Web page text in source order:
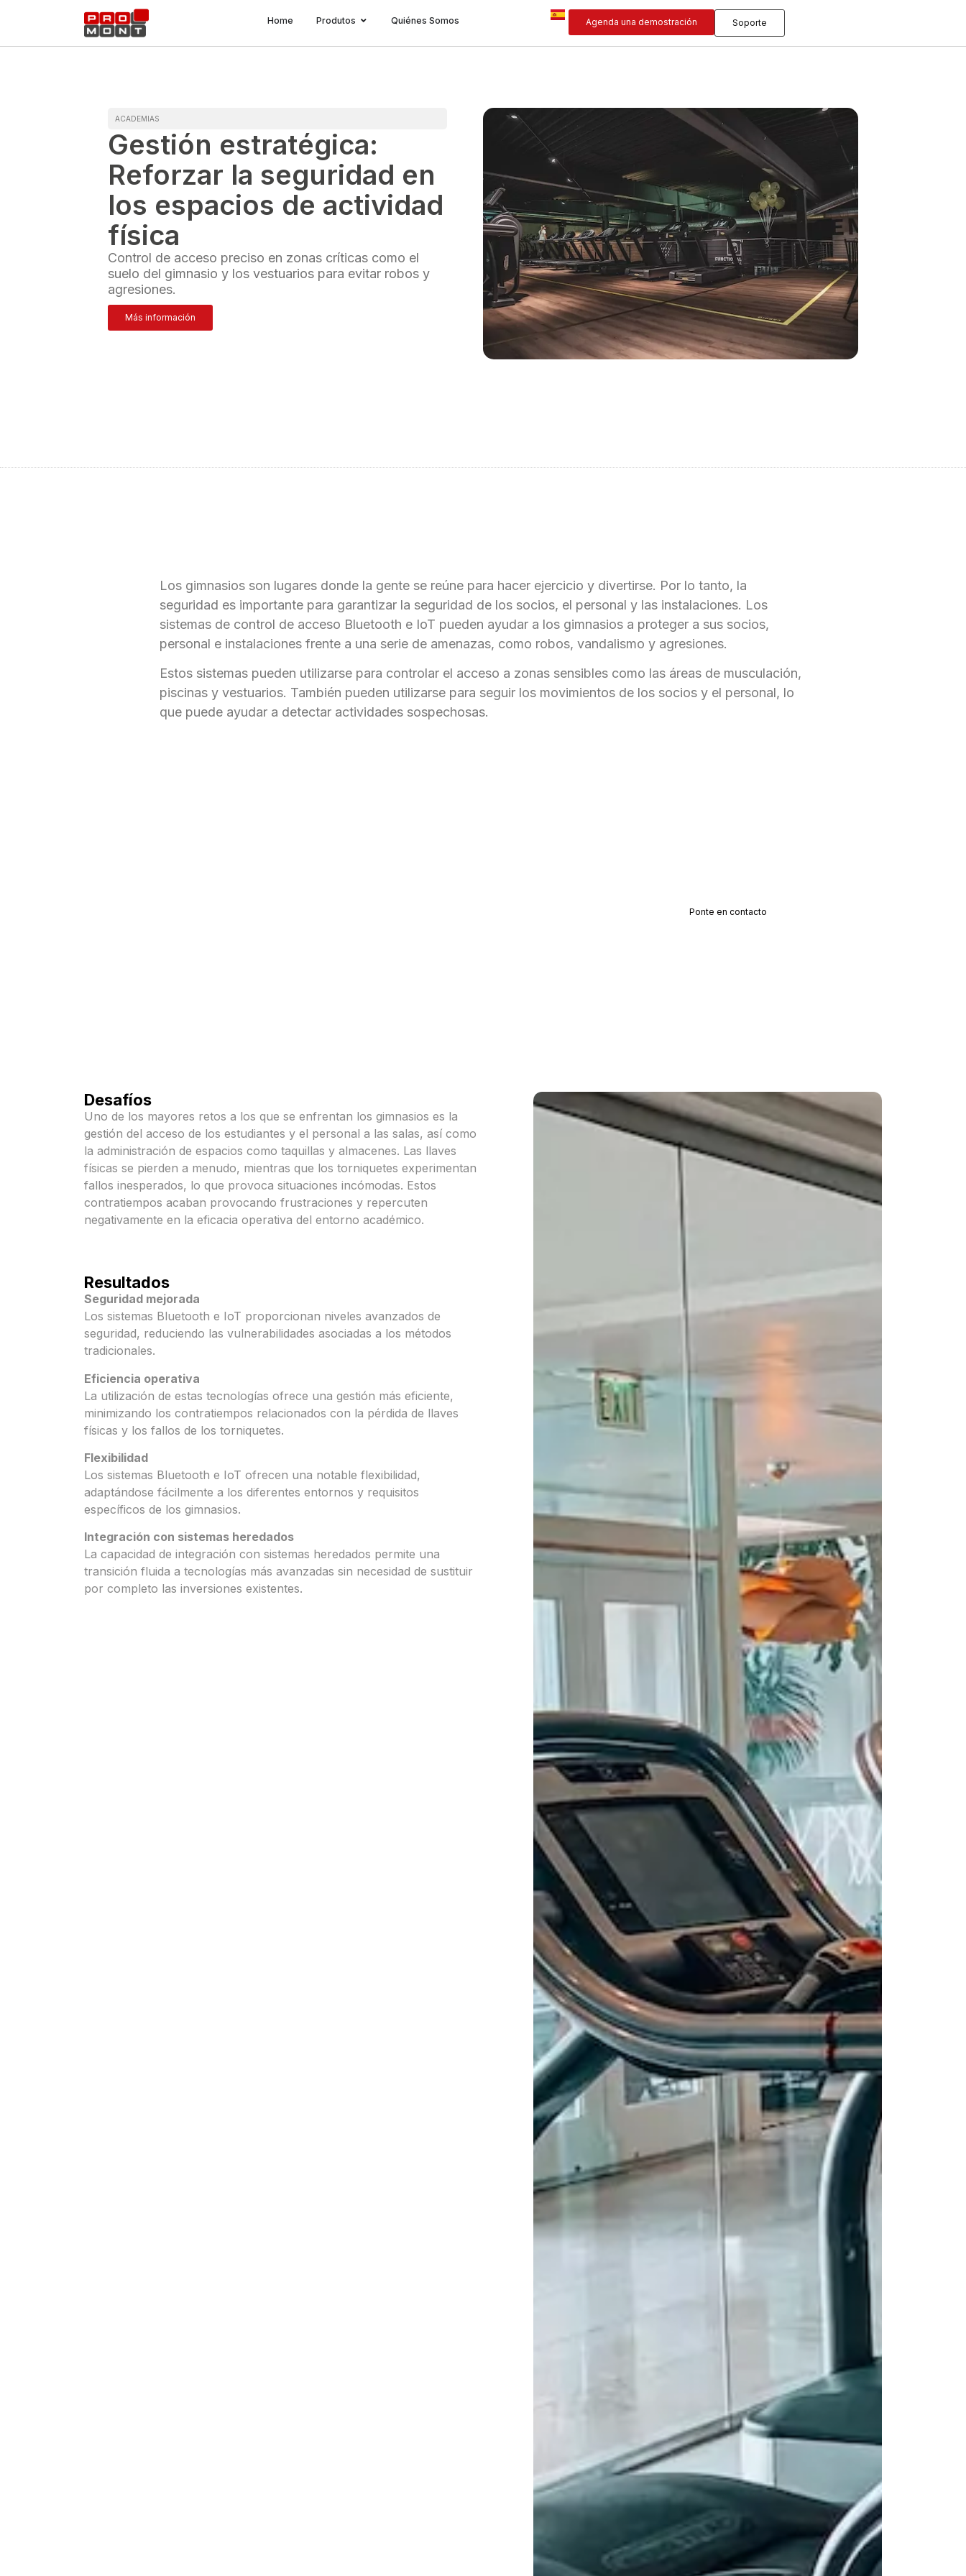
Home Produtos Quiénes Somos Agenda una demostración Soporte
ACADEMIAS
Gestión estratégica:
Reforzar la seguridad en
los espacios de actividad
física
Control de acceso preciso en zonas críticas como el
suelo del gimnasio y los vestuarios para evitar robos y
agresiones.
Más información
Los gimnasios son lugares donde la gente se reúne para hacer ejercicio y divertirse. Por lo tanto, la
seguridad es importante para garantizar la seguridad de los socios, el personal y las instalaciones. Los
sistemas de control de acceso Bluetooth e IoT pueden ayudar a los gimnasios a proteger a sus socios,
personal e instalaciones frente a una serie de amenazas, como robos, vandalismo y agresiones.
Estos sistemas pueden utilizarse para controlar el acceso a zonas sensibles como las áreas de musculación,
piscinas y vestuarios. También pueden utilizarse para seguir los movimientos de los socios y el personal, lo
que puede ayudar a detectar actividades sospechosas.
Ponte en contacto
Desafíos
Uno de los mayores retos a los que se enfrentan los gimnasios es la
gestión del acceso de los estudiantes y el personal a las salas, así como
la administración de espacios como taquillas y almacenes. Las llaves
físicas se pierden a menudo, mientras que los torniquetes experimentan
fallos inesperados, lo que provoca situaciones incómodas. Estos
contratiempos acaban provocando frustraciones y repercuten
negativamente en la eficacia operativa del entorno académico.
Resultados
Seguridad mejorada
Los sistemas Bluetooth e IoT proporcionan niveles avanzados de
seguridad, reduciendo las vulnerabilidades asociadas a los métodos
tradicionales.
Eficiencia operativa
La utilización de estas tecnologías ofrece una gestión más eficiente,
minimizando los contratiempos relacionados con la pérdida de llaves
físicas y los fallos de los torniquetes.
Flexibilidad
Los sistemas Bluetooth e IoT ofrecen una notable flexibilidad,
adaptándose fácilmente a los diferentes entornos y requisitos
específicos de los gimnasios.
Integración con sistemas heredados
La capacidad de integración con sistemas heredados permite una
transición fluida a tecnologías más avanzadas sin necesidad de sustituir
por completo las inversiones existentes.